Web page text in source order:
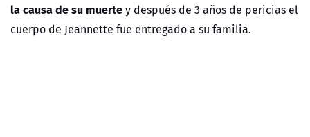
la causa de su muertey después de 3 años de pericias el
cuerpo de Jeannette fue entregado a su familia.